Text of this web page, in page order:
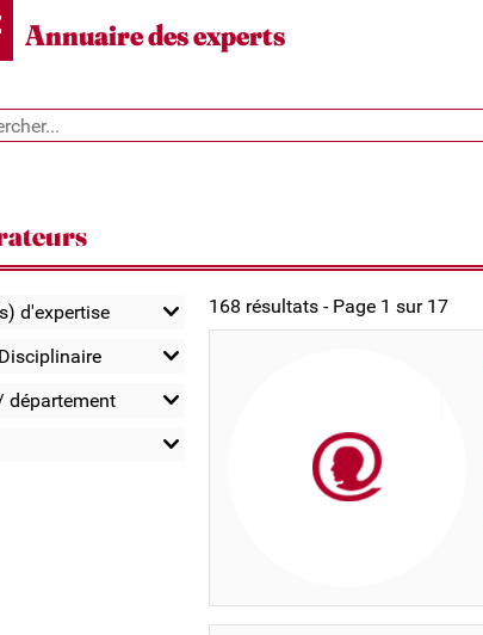
Annuaire des experts
d'expertise
département
168 résultats - Page 1 sur 17